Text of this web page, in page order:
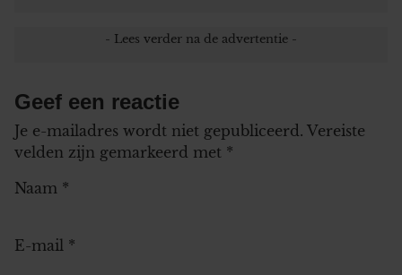
Geef een reactie
Je e-mailadres wordt niet gepubliceerd. Vereiste
velden zijn gemarkeerd met *
Naam *
E-mail *